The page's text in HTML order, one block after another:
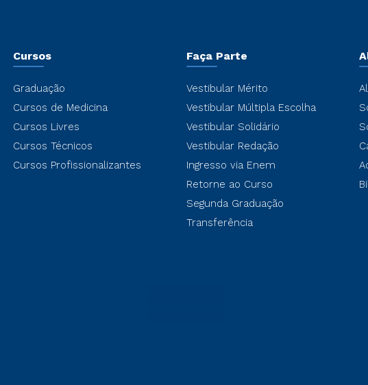
Cursos
Graduação
Cursos de Medicina
Cursos Livres
Cursos Técnicos
Cursos Profissionalizantes
Faça Parte
Vestibular Mérito
Vestibular Múltipla Escolha
Vestibular Solidário
Vestibular Redação
Ingresso via Enem
Retorne ao Curso
Segunda Graduação
Transferência